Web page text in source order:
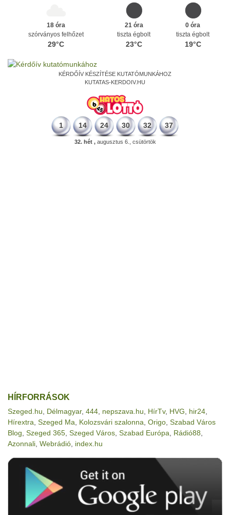
18 óra
szórványos felhőzet
29°C
21 óra
tiszta égbolt
23°C
0 óra
tiszta égbolt
19°C
KÉRDŐÍV KÉSZÍTÉSE KUTATÓMUNKÁHOZ
KUTATAS-KERDOIV.HU
1 14 24 30 32 37
32. hét ,augusztus 6., csütörtök
HÍRFORRÁSOK
Szeged.hu Délmagyar, 444 nepszava.hu HírTv, HVG hir24
Hírextra Szeged Ma Kolozsvári szalonna Origo Szabad Város
Blog Szeged 365 Szeged Város Szabad Európa Rádió88
Azonnali Webrádió index.hu